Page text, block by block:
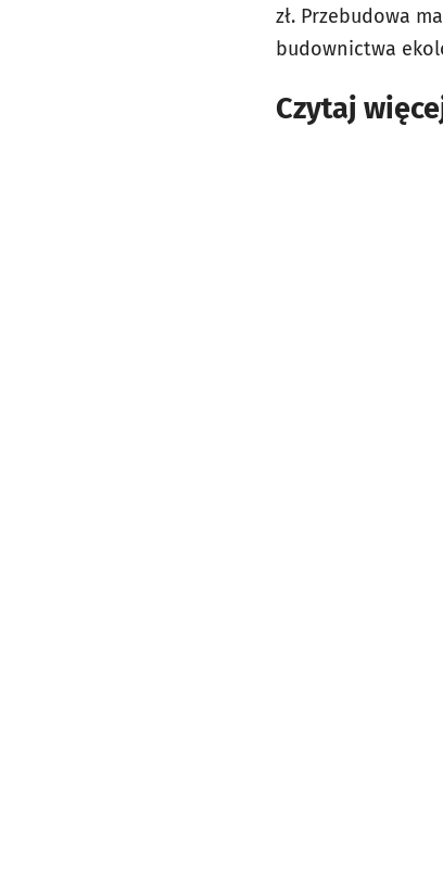
zł. Przebudowa
budownictwa
Czytaj